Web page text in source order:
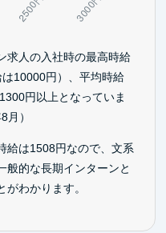
求人の入社時の最高時給
10000円）、平均時給
円以上となっていま
）
給は1508円なので、文系
般的な長期インターンと
わかります。